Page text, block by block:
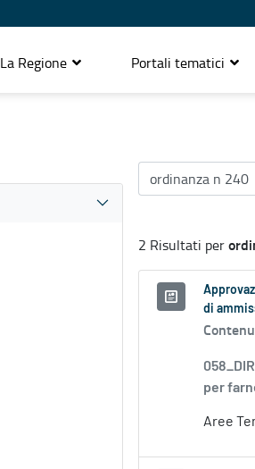
La Regione Portali tematici
2 Risultati per
di
per
Aree